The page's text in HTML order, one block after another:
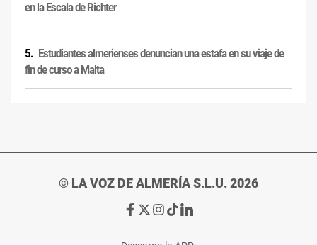
en la Escala de Richter
Estudiantes almerienses denuncian una estafa en su viaje de
fin de curso a Malta
© LA VOZ DE ALMERÍA S.L.U. 2026
Ir
Ir
Ir Ir Ir